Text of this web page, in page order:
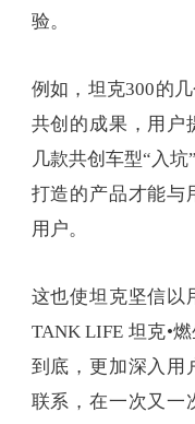
验。
例如，坦克300的
共创的成果，用户
几款共创车型“入
打造的产品才能与
用户。
这也使坦克坚信以
TANK LIFE 坦克•
到底，更加深入用
联系，在一次又一